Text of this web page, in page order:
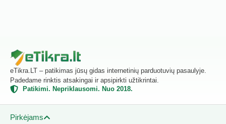
eTikra.LT – patikimas jūsų gidas internetinių parduotuvių pasaulyje.
Padedame rinktis atsakingai ir apsipirkti užtikrintai.
Patikimi. Nepriklausomi. Nuo 2018.
Pirkėjams